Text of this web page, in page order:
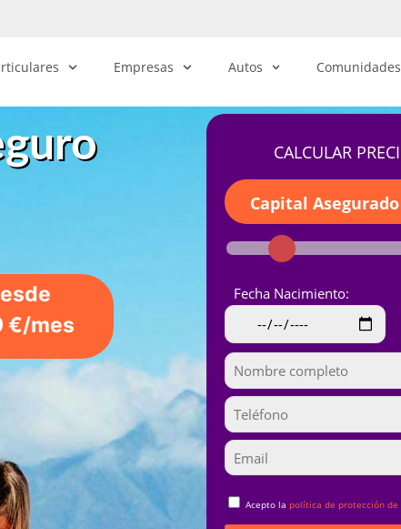
Empresas Autos Comunidades
€/mes